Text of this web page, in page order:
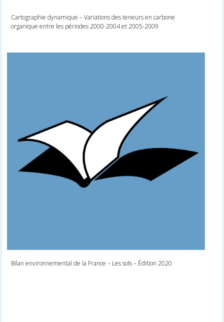
Cartographie dynamique – Variations des teneurs en carbone
organique entre les périodes 2000-2004 et 2005-2009
Bilan environnemental de la France – Les sols – Édition 2020